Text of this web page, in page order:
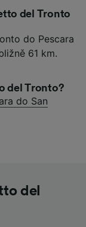
del Tronto
do Pescara
61 km.
del Tronto?
do San
del